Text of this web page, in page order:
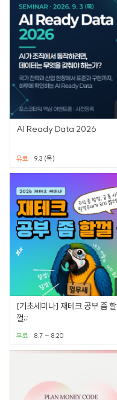
AI Ready Data 2026
9.3 (목)
유료
[기초세미나] 재테크 공부 좀 할
껄;;
8.7 ~ 8.20
무료